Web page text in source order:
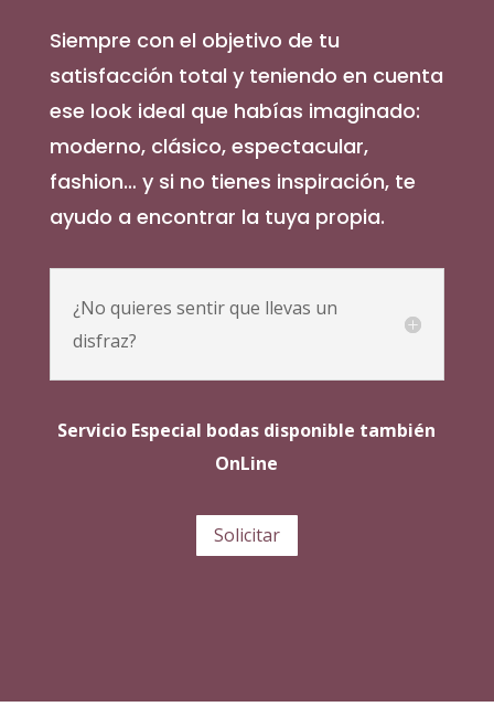
Siempre con el objetivo de tu
satisfacción total y teniendo en cuenta
ese look ideal que habías imaginado:
moderno, clásico, espectacular,
fashion… y si no tienes inspiración, te
ayudo a encontrar la tuya propia.
¿No quieres sentir que llevas un
disfraz?
Servicio Especial bodas disponible también
OnLine
Solicitar